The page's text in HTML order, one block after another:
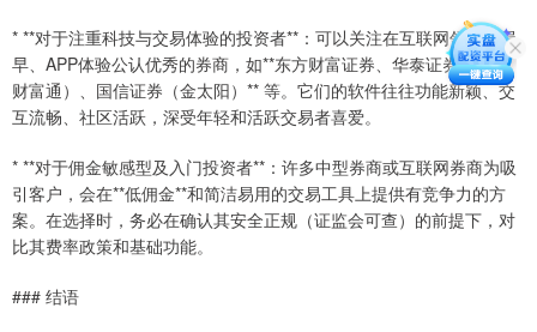
* **对于注重科技与交易体验的投资者**：可以关注在互联网领域布局
早、APP体验公认优秀的券商，如**东方财富证券、华泰证券（涨乐
财富通）、国信证券（金太阳）** 等。它们的软件往往功能新颖、交
互流畅、社区活跃，深受年轻和活跃交易者喜爱。
* **对于佣金敏感型及入门投资者**：许多中型券商或互联网券商为吸
引客户，会在**低佣金**和简洁易用的交易工具上提供有竞争力的方
案。在选择时，务必在确认其安全正规（证监会可查）的前提下，对
比其费率政策和基础功能。
### 结语